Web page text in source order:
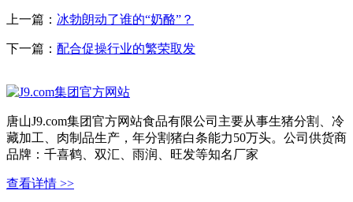
上一篇： 冰勃朗动了谁的“奶酪”？
下一篇： 配合促操行业的繁荣取发
唐山J9.com集团官方网站食品有限公司主要从事生猪分割、冷
藏加工、肉制品生产，年分割猪白条能力50万头。公司供货商
品牌：千喜鹤、双汇、雨润、旺发等知名厂家
查看详情 >>